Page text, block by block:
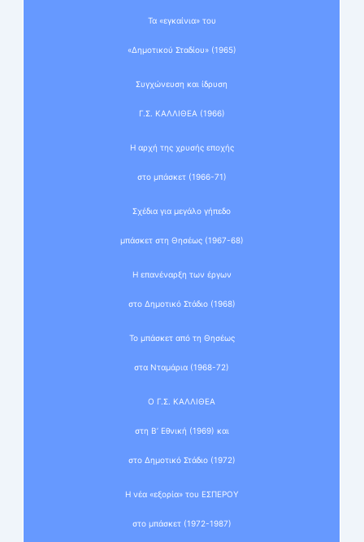
Τα «εγκαίνια» του
«Δημοτικού Σταδίου» (1965)
Συγχώνευση και ίδρυση
Γ.Σ. ΚΑΛΛΙΘΕΑ (1966)
Η αρχή της χρυσής εποχής
στο μπάσκετ (1966-71)
Σχέδια για μεγάλο γήπεδο
μπάσκετ στη Θησέως (1967-68)
Η επανέναρξη των έργων
στο Δημοτικό Στάδιο (1968)
Το μπάσκετ από τη Θησέως
στα Νταμάρια (1968-72)
Ο Γ.Σ. ΚΑΛΛΙΘΕΑ
στη Β’ Εθνική (1969) και
στο Δημοτικό Στάδιο (1972)
Η νέα «εξορία» του ΕΣΠΕΡΟΥ
στο μπάσκετ (1972-1987)